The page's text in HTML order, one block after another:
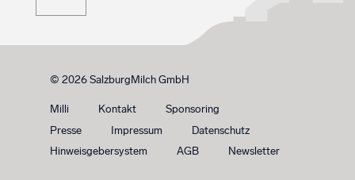
© 2026 SalzburgMilch GmbH
Milli Kontakt
Sponsoring
Presse
Impressum
Datenschutz
Hinweisgebersystem
AGB Newsletter